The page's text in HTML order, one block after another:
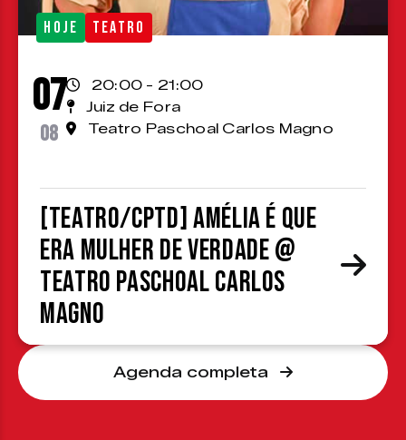
HOJE TEATRO
07
08
20:00 - 21:00
Juiz de Fora
Teatro Paschoal Carlos Magno
[TEATRO/CPTD] Amélia é que
era mulher de verdade @
Teatro Paschoal Carlos
Magno
Agenda completa